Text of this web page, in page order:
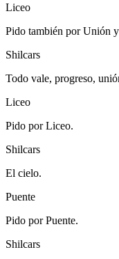
Liceo
Pido también por Unión
Shilcars
Todo vale, progreso,
Liceo
Pido por Liceo.
Shilcars
El cielo.
Puente
Pido por Puente.
Shilcars